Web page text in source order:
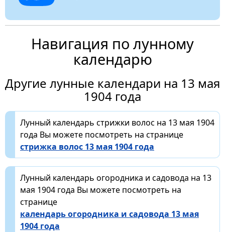
Навигация по лунному
календарю
Другие лунные календари на 13 мая
1904 года
Лунный календарь стрижки волос на 13 мая 1904
года Вы можете посмотреть на странице
стрижка волос 13 мая 1904 года
Лунный календарь огородника и садовода на 13
мая 1904 года Вы можете посмотреть на
странице
календарь огородника и садовода 13 мая
1904 года